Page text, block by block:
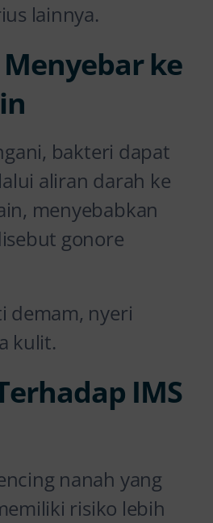
lainnya.
ke
bakteri dapat
aliran darah ke
menyebabkan
gonore
demam, nyeri
kulit.
IMS
nanah yang
risiko lebih